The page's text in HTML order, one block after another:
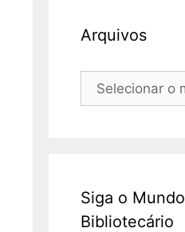
Arquivos
Arquivos
Siga o Mundo
Bibliotecário